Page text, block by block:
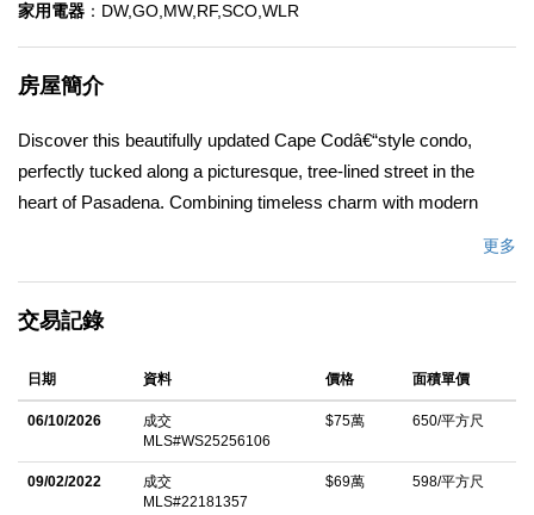
家用電器 ：DW,GO,MW,RF,SCO,WLR
房屋簡介
Discover this beautifully updated Cape Codâ€“style condo,
perfectly tucked along a picturesque, tree-lined street in the
heart of Pasadena. Combining timeless charm with modern
areas flow seamlessly together ideal for relaxing or entertaining
features generous cabinet and counter space, along with newer
stainless-steel appliances for effortless everyday living.
Upstairs, both bedrooms are true primary suites, each complete
with its own ensuite bath, abundant closet space, and tranquil
更多
交易記錄
日期 資料 價格 面積單價
06/10/2026
成交
MLS#WS25256106
$75萬 650/平方尺
09/02/2022
成交
MLS#22181357
$69萬 598/平方尺